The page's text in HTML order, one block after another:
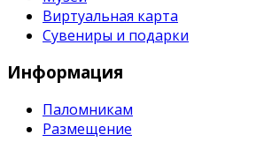
Виртуальная карта
Сувениры и подарки
Информация
Паломникам
Размещение